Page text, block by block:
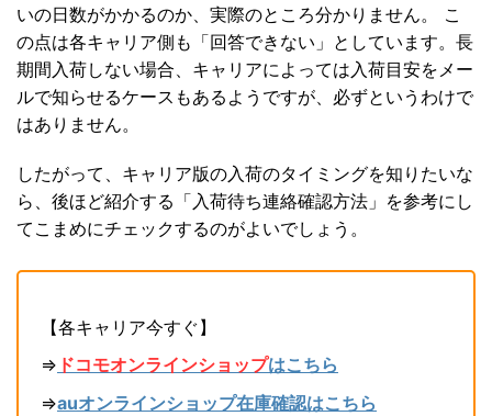
いの日数がかかるのか、実際のところ分かりません。 こ
の点は各キャリア側も「回答できない」としています。長
期間入荷しない場合、キャリアによっては入荷目安をメー
ルで知らせるケースもあるようですが、必ずというわけで
はありません。
したがって、キャリア版の入荷のタイミングを知りたいな
ら、後ほど紹介する「入荷待ち連絡確認方法」を参考にし
てこまめにチェックするのがよいでしょう。
【各キャリア今すぐ】
⇒ ドコモオンラインショップはこちら
⇒auオンラインショップ在庫確認はこちら